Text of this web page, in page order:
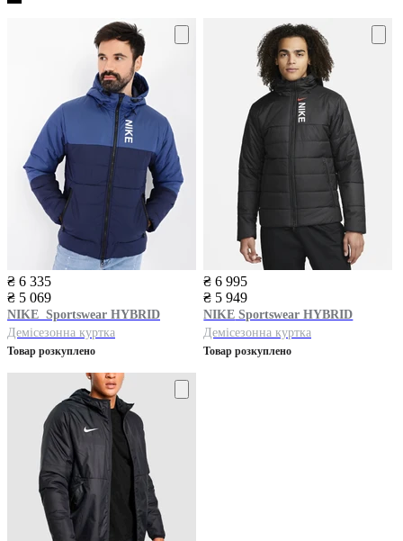
₴ 6 335
₴ 5 069
NIKE Sportswear HYBRID
Демісезонна куртка
Товар розкуплено
₴ 6 995
₴ 5 949
NIKE Sportswear HYBRID
Демісезонна куртка
Товар розкуплено